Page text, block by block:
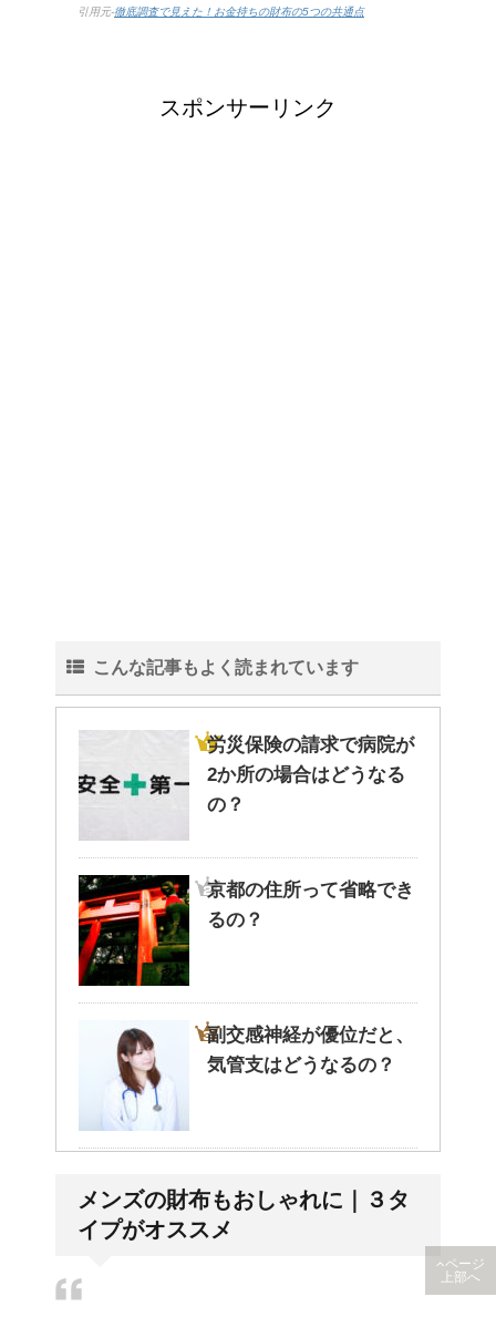
引用元-徹底調査で見えた！お金持ちの財布の5つの共通点
スポンサーリンク
こんな記事もよく読まれています
労災保険の請求で病院が
2か所の場合はどうなる
の？
京都の住所って省略でき
るの？
副交感神経が優位だと、
気管支はどうなるの？
ける！意味と漢字の捉え
方まとめ
メンズの財布もおしゃれに｜３タ
イプがオススメ
ページ
上部へ